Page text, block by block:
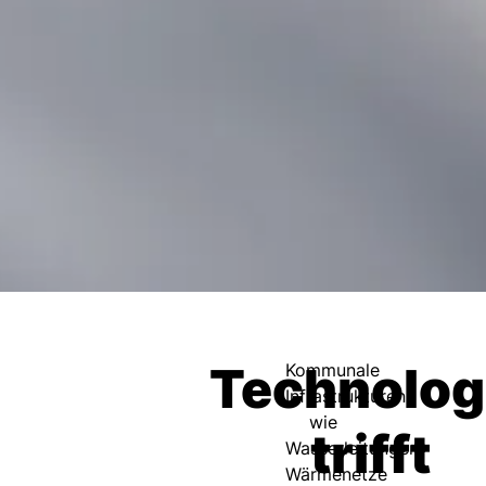
trifft
Kommunale
Infrastrukturen
wie
Wasserleitungen,
Wärmenetze